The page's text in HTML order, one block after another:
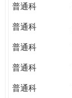
普通科
普通科
普通科
普通科
普通科